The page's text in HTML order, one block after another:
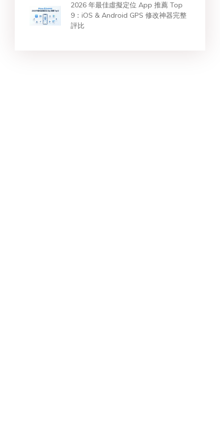
2026 年最佳虛擬定位 App 推薦 Top
9：iOS & Android GPS 修改神器完整
評比